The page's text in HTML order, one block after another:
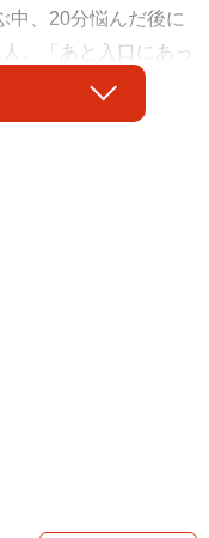
中、20分悩んだ後に
。「あと入口にあっ
し、400円・600円と
美味しそう」と値段